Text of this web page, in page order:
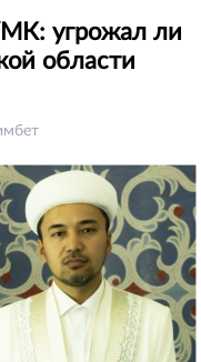
угрожал ли
области